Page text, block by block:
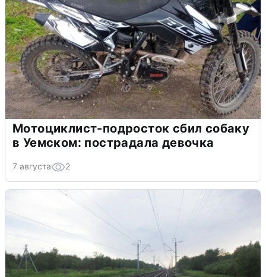
Мотоциклист-подросток сбил собаку
в Уемском: пострадала девочка
7 августа 2